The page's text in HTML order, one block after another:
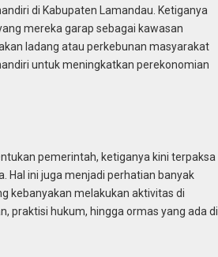
di Kabupaten Lamandau. Ketiganya
mereka garap sebagai kawasan
ladang atau perkebunan masyarakat
untuk meningkatkan perekonomian
pemerintah, ketiganya kini terpaksa
Hal ini juga menjadi perhatian banyak
kebanyakan melakukan aktivitas di
praktisi hukum, hingga ormas yang ada di